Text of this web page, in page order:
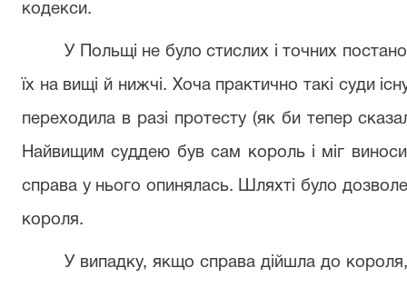
кодекси.
У Польщі не було стислих і точних
їх на вищі й нижчі. Хоча практично такі суди
переходила в разі протесту (як би тепер
Найвищим суддею був сам король і міг
справа у нього опи­нялась. Шляхті було
короля.
У випадку, якщо справа дійшла до